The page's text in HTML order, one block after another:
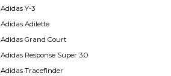
Adidas Y-3
Adidas Adilette
Adidas Grand Court
Adidas Response Super 3.0
Adidas Tracefinder